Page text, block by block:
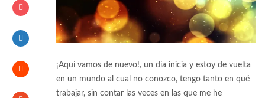
¡Aquí vamos de nuevo!, un día inicia y estoy de vuelta
en un mundo al cual no conozco, tengo tanto en qué
trabajar, sin contar las veces en las que me he